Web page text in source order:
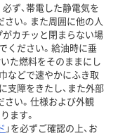
ず、帯電した静電気を
い。また周囲に他の人
カチッと閉まらない場
ください。給油時に垂
た燃料をそのままにし
などで速やかにふき取
支障をきたし、また外部
い。仕様および外観
ます。
」を必ずご確認の上、お